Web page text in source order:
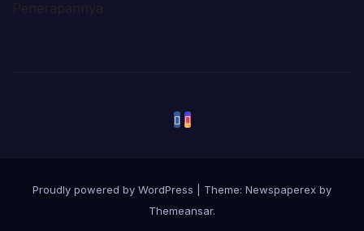
Proudly powered by WordPress
Theme: Newspaperex by
Themeansar.